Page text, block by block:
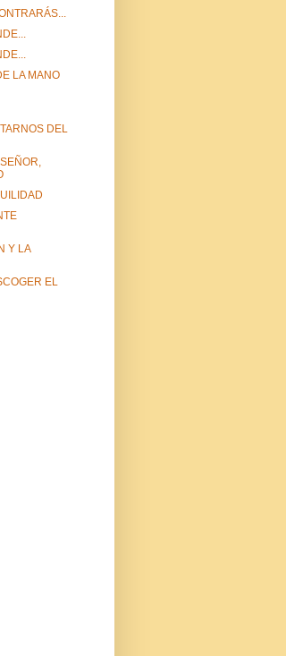
LA MANO
DEL
Y LA
EL